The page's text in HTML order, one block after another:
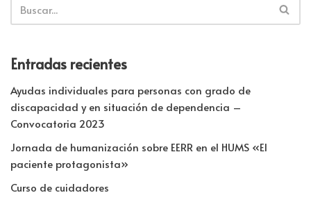
Entradas recientes
Ayudas individuales para personas con grado de
discapacidad y en situación de dependencia –
Convocatoria 2023
Jornada de humanización sobre EERR en el HUMS «El
paciente protagonista»
Curso de cuidadores